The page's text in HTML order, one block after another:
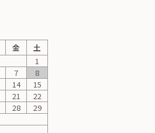
金 土
1
7
8
14
15
21
22
28
29